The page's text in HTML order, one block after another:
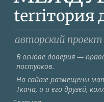
В основе доверия —
поступков.
На сайте размещены
Ткача, и и его друзей,